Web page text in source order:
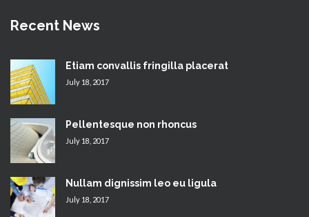
Recent News
Etiam convallis fringilla placerat
July 18, 2017
Pellentesque non rhoncus
July 18, 2017
Nullam dignissim leo eu ligula
July 18, 2017